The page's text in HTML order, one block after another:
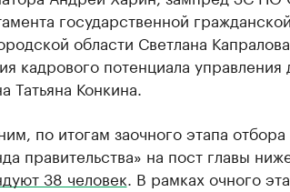
государственной
области Светлана
кадрового потенциала управления
Татьяна Конкина.
по итогам заочного этапа
правительства» на пост главы
38 человек . В рамках очного